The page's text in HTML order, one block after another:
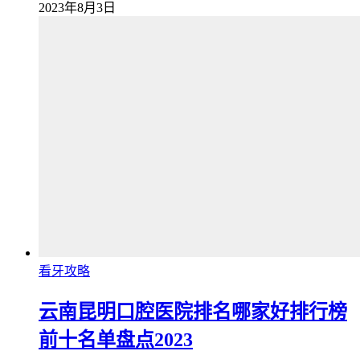
2023年8月3日
看牙攻略
云南昆明口腔医院排名哪家好排行榜
前十名单盘点2023